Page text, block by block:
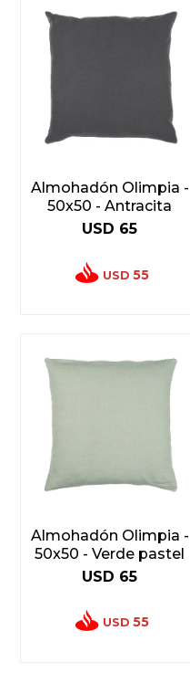
Almohadón Olimpia -
50x50 - Antracita
USD 65
USD 55
Almohadón Olimpia -
50x50 - Verde pastel
USD 65
USD 55